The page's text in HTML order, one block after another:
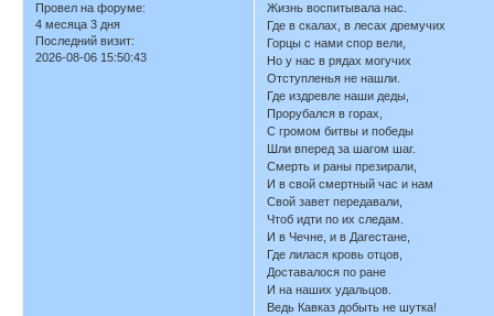
Провел на форуме:
4 месяца 3 дня
Последний визит:
2026-08-06 15:50:43
Жизнь воспитывала нас.
Где в скалах, в лесах дремучих
Горцы с нами спор вели,
Но у нас в рядах могучих
Отступленья не нашли.
Где издревле наши деды,
Прорубался в горах,
С громом битвы и победы
Шли вперед за шагом шаг.
Смерть и раны презирали,
И в свой смертный час и нам
Свой завет передавали,
Чтоб идти по их следам.
И в Чечне, и в Дагестане,
Где лилася кровь отцов,
Доставалося по ране
И на наших удальцов.
Ведь Кавказ добыть не шутка!